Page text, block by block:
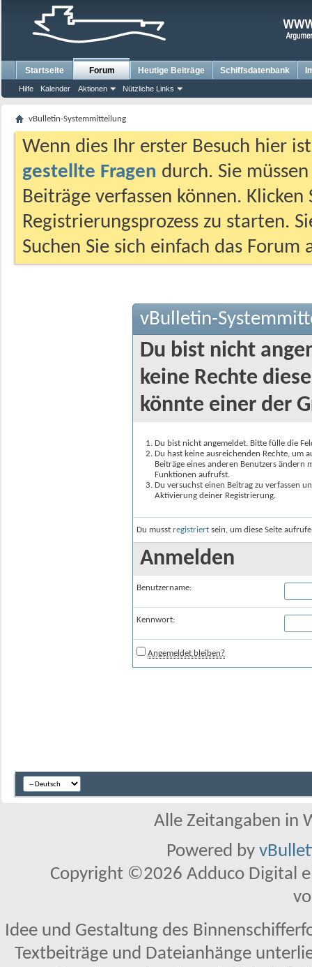
Startseite Forum
Hilfe Kalender Aktionen Nützliche Links
Heutige Beiträge Schiffsdatenbank
vBulletin-Systemmitteilung
Wenn dies Ihr erster Besuch hier
gestellte Fragen durch. Sie
Beiträge verfassen können.
Registrierungsprozess zu starten.
Suchen Sie sich einfach das
vBulletin-
Du bist nicht
keine Rechte
könnte einer der
Du bist nicht angemeldet. Bitte fülle die
Du hast keine ausreichenden Rechte, um
Beiträge eines anderen Benutzers
Funktionen aufrufst.
Du versuchst einen Beitrag zu verfassen
Aktivierung deiner Registrierung.
Du musst registriert sein, um diese Seite
Anmelden
Benutzername:
Kennwort:
Angemeldet bleiben?
Alle Zeitangaben in
Powered by
Copyright ©2026 Adduco Digital
Idee und Gestaltung des
Textbeiträge und Dateianhänge